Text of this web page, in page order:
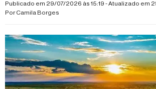
Publicado em 29/07/2026 às 15:19 - Atualizado em
PorCamila Borges